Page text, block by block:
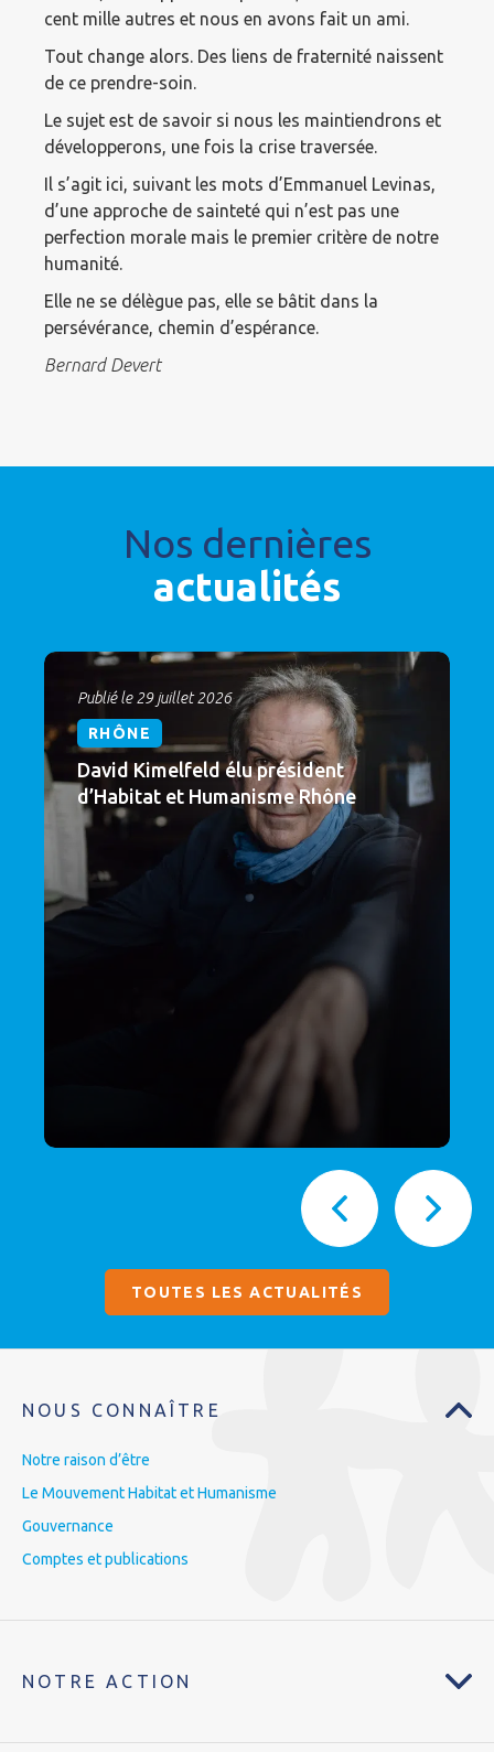
cent mille autres et nous en avons fait un ami.
Tout change alors. Des liens de fraternité naissent
de ce prendre-soin.
Le sujet est de savoir si nous les maintiendrons et
développerons, une fois la crise traversée.
Il s’agit ici, suivant les mots d’Emmanuel Levinas,
d’une approche de sainteté qui n’est pas une
perfection morale mais le premier critère de notre
humanité.
Elle ne se délègue pas, elle se bâtit dans la
persévérance, chemin d’espérance.
Bernard Devert
Nos dernières
actualités
Publié le 29 juillet 2026
RHÔNE
David Kimelfeld élu président
d’Habitat et Humanisme Rhône
TOUTES LES ACTUALITÉS
NOUS CONNAÎTRE
Notre raison d’être
Le Mouvement Habitat et Humanisme
Gouvernance
Comptes et publications
NOTRE ACTION